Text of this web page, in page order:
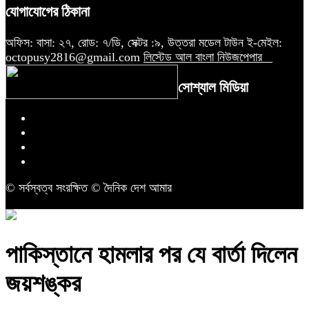
যোগাযোগের ঠিকানা
অফিস: বাসা: ২৭, রোড: ৭/ডি, সেক্টর :৯, উত্তরা মডেল টাউন ই-মেইল:
octopusy2816@gmail.com লিস্টেড আল বাংলা নিউজপেপার
সোশ্যাল মিডিয়া
© সর্বস্বত্ব সংরক্ষিত © দৈনিক দেশ আমার
পাকিস্তানে হামলার পর যে বার্তা দিলেন
জয়শঙ্কর